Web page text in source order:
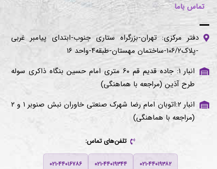
تماس باما
دفتر مرکزی: تهران-بزرگراه ستاری جنوب-ابتدای پیامبر غربی
-پلاک۱۰۶/۲-ساختمان مهستان-طبقه۴-واحد ۱۶
انبار ۱: جاده قدیم قم ۶۰ متری امام حسین بنگاه ذاکری سوله
طرح آذین (مراجعه با هماهنگی)
انبار ۲:اتوبان امام رضا شهرک صنعتی خاوران نبش صنوبر ۱ و ۲
(مراجعه با هماهنگی)
تلفن‌های تماس:
۰۲۱-۴۴۰۱۹۳۸۲ ۰۲۱-۴۴۰۱۹۳۴۴ ۰۲۱-۴۴۰۱۶۷۸۶